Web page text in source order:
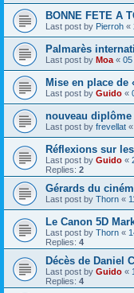
BONNE FETE A
Last post by Pierroh «
Palmarès
Last post by Moa « 05
Mise en place de
Last post by Guido «
nouveau
Last post by frevellat «
Réflexions sur
Last post by Guido «
Replies: 2
Gérards du
Last post by Thorn «
Le Canon 5D
Last post by Thorn «
Replies: 4
Décès de Daniel
Last post by Guido «
Replies: 4